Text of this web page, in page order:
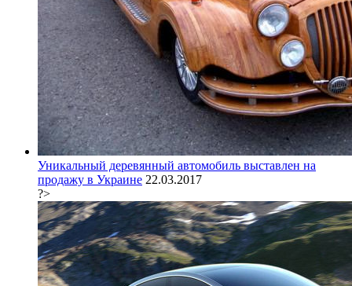
Уникальный деревянный автомобиль выставлен на
продажу в Украине 22.03.2017
?>